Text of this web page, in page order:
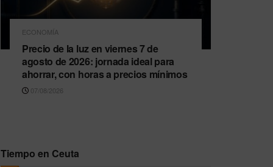
ECONOMÍA
Precio de la luz en viernes 7 de
agosto de 2026: jornada ideal para
ahorrar, con horas a precios mínimos
07/08/2026
Tiempo en Ceuta